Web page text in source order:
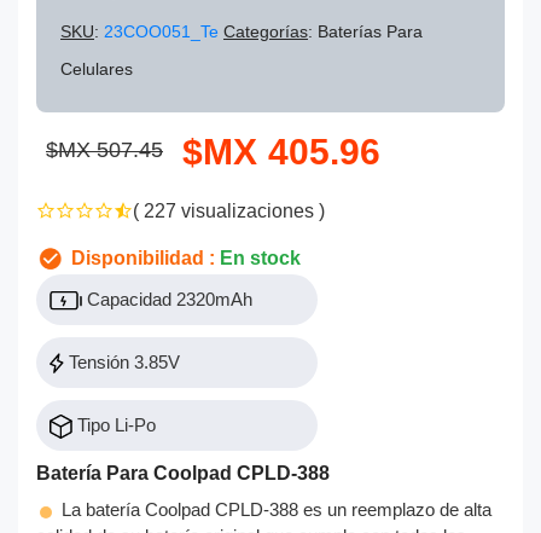
SKU: 23COO051_Te Categorías: Baterías Para
Celulares
$MX 507.45 $MX 405.96
( 227 visualizaciones )
Disponibilidad : En stock
Capacidad 2320mAh
Tensión 3.85V
Tipo Li-Po
Batería Para Coolpad CPLD-388
La batería Coolpad CPLD-388 es un reemplazo de alta